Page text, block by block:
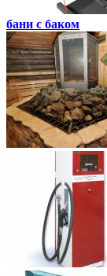
бани с баком